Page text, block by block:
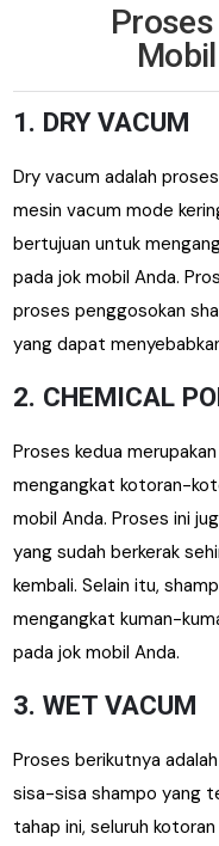
Proses
Mobil
1. DRY VACUM
Dry vacum adalah
mesin vacum mode
bertujuan untuk
pada jok mobil Anda.
proses penggosokan
yang dapat
2. CHEMICAL
Proses kedua
mengangkat kotoran-
mobil Anda. Proses ini
yang sudah berkerak
kembali. Selain itu,
mengangkat kuman-
pada jok mobil Anda.
3. WET VACUM
Proses berikutnya
sisa-sisa shampo yang
tahap ini, seluruh